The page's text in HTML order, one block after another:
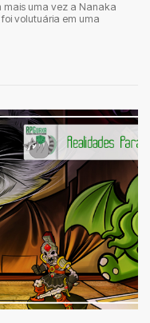
mais uma vez a Nanaka
volutuária em uma